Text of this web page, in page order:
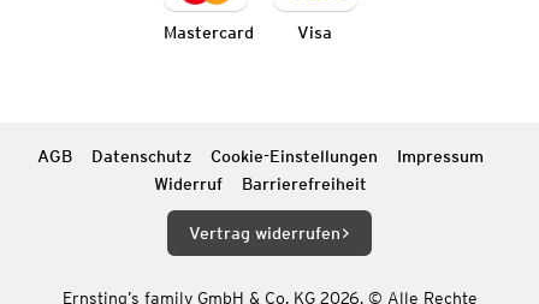
Mastercard Visa
AGB Datenschutz Cookie-Einstellungen
Impressum
Widerruf
Barrierefreiheit
Vertrag widerrufen
Ernsting’s family GmbH & Co. KG 2026. © Alle Rechte